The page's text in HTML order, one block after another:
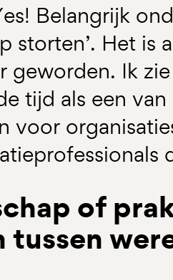
Belangrijk
storten’. Het is
geworden. Ik
tijd als een
voor
of
tussen